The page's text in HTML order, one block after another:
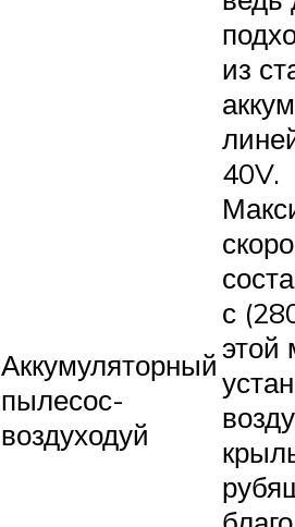
Аккумуляторный
пылесос-
воздуходуй
из
40V.
с
этой